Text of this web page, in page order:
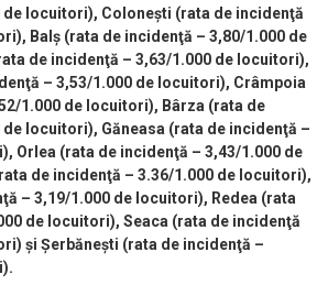
de locuitori), Colonești (rata de incidenţă
Balș (rata de incidenţă – 3,80/1.000 de
de incidenţă – 3,63/1.000 de locuitori),
– 3,53/1.000 de locuitori), Crâmpoia
1.000 de locuitori), Bârza (rata de
locuitori), Găneasa (rata de incidenţă –
Orlea (rata de incidenţă – 3,43/1.000 de
de incidenţă – 3.36/1.000 de locuitori),
– 3,19/1.000 de locuitori), Redea (rata
de locuitori), Seaca (rata de incidenţă
și Șerbănești (rata de incidenţă –